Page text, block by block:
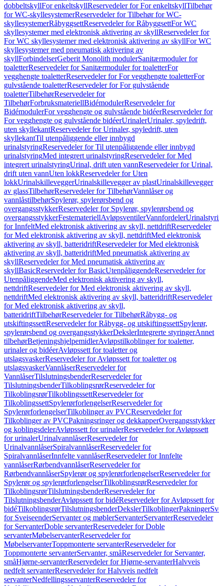
dobbeltskyllFor enkeltskyllReservedeler for For enkeltskyllTilbehør
for WC-skyllesystemerReservedeler for Tilbehør for WC-
skyllesystemerRåbyggsettReservedeler for RåbyggsettFor WC
skyllesystemer med elektronisk aktivering av skyllReservedeler for
For WC skyllesystemer med elektronisk aktivering av skyllFor WC
skyllesystemer med pneumatisk aktivering av
skyllForbindelserGeberit Monolith modulerSanitærmoduler for
toaletterReservedeler for Sanitærmoduler for toaletterFor
vegghengte toaletterReservedeler for For vegghengte toaletterFor
gulvstående toaletterReservedeler for For gulvstående
toaletterTilbehørReservedeler for
TilbehørForbruksmateriellBidémodulerReservedeler for
BidémodulerFor vegghengte og gulvstående bidéerReservedeler for
For vegghengte og gulvstående bidéerUrinalerUrinaler, spyledrift,
uten skyllekantReservedeler for Urinaler, spyledrift, uten
skyllekantTil utenpåliggende eller innbygd
urinalstyringReservedeler for Til utenpåliggende eller innbygd
urinalstyringMed integrert urinalstyringReservedeler for Med
integrert urinalstyringUrinal, drift uten vannReservedeler for Urinal,
drift uten vannUten lokkReservedeler for Uten
lokkUrinalskilleveggerUrinalskillevegger av plastUrinalskillevegger
av glassTilbehørReservedeler for TilbehørVannlåser og
vannlåstilbehørSpylerør, spylerørsbend og
overgangsstykkerReservedeler for Spylerør, spylerørsbend og
overgangsstykkerFestemateriellAvløpsventilerVannfordeler
for InnfeltMed elektronisk aktivering av skyll, nettdriftReservedeler
for Med elektronisk aktivering av skyll, nettdriftMed elektronisk
aktivering av skyll, batteridriftReservedeler for Med elektronisk
aktivering av skyll, batteridriftMed pneumatisk aktivering av
skyllReservedeler for Med pneumatisk aktivering av
skyllBasicReservedeler for BasicUtenpåliggendeReservedeler for
UtenpåliggendeMed elektronisk aktivering av skyll,
nettdriftReservedeler for Med elektronisk aktivering av skyll,
nettdriftMed elektronisk aktivering av skyll, batteridriftReservedeler
for Med elektronisk aktivering av skyll,
batteridriftTilbehørReservedeler for TilbehørRåbygg- og
utskiftingssettReservedeler for Råbygg- og utskiftingssettSpylerør,
spylerørsbend og overgangsstykkerDekslerIntegrerte styringerAnnet
tilbehørBetjeningshjelpemidlerAvløpstilkoblinger for toaletter,
urinaler og bidéerAvløpssett for toaletter og
utslagsvaskerReservedeler for Avløpssett for toaletter og
utslagsvaskerVannlåserReservedeler for
VannlåserTilslutningsbenderReservedeler for
TilslutningsbenderTilkoblingsrørReservedeler for
TilkoblingsrørTilkoblingssettReservedeler for
TilkoblingssettSpylerørforlengelserReservedeler for
SpylerørforlengelserTilkoblinger av PVCReservedeler for
Tilkoblinger av PVCPakningsringer og dekkapperOvergangsstykker
og koblingsdelerAvløpssett for urinalerReservedeler for Avløpssett
for urinalerUrinalvannlåserReservedeler for
UrinalvannlåserSpiralvannlåserReservedeler for
SpiralvannlåserInnfelte vannlåserReservedeler for Innfelte
vannlåserRørbendvannlåserReservedeler for
RørbendvannlåserSpylerør og spylerørforlengelserReservedeler for
Spylerør og spylerørforlengelserTilkoblingsrørReservedeler for
TilkoblingsrørTilslutningsbenderReservedeler for
TilslutningsbenderAvløpssett for bidéReservedeler for Avløpssett for
bidéTilkoblingsrørTilslutningsbenderDekslerTilkoblingerPakninger
for SveiseenderServanter og møblerServanterServanterReservedeler
for ServanterDoble servanterReservedeler for Doble
servanterMøbelservanterReservedeler for
MøbelservanterToppmonterte servanterReservedeler for
Toppmonterte servanterServanter, småReservedeler for Servanter,
småHjørne-servanterReservedeler for Hjørne-servanterHalvveis
nedfelt servanterReservedeler for Halvveis nedfelt
servanterNedfellingsservanterReservedeler for